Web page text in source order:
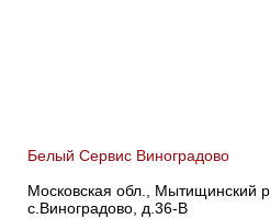
Белый Сервис Виноградово
Московская обл., Мытищинский
с.Виноградово, д.36-В